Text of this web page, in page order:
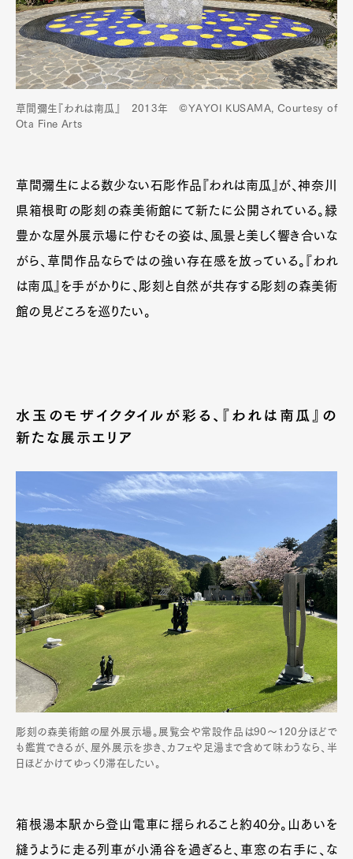
草間彌生『われは南瓜』 2013年 ©YAYOI KUSAMA, Courtesy of
Ota Fine Arts
草間彌生による数少ない石彫作品『われは南瓜』が、神奈川
県箱根町の彫刻の森美術館にて新たに公開されている。緑
豊かな屋外展示場に佇むその姿は、風景と美しく響き合いな
がら、草間作品ならではの強い存在感を放っている。『われ
は南瓜』を手がかりに、彫刻と自然が共存する彫刻の森美術
館の見どころを巡りたい。
水玉のモザイクタイルが彩る、『われは南瓜』の
新たな展示エリア
彫刻の森美術館の屋外展示場。展覧会や常設作品は90〜120分ほどで
も鑑賞できるが、屋外展示を歩き、カフェや足湯まで含めて味わうなら、半
日ほどかけてゆっくり滞在したい。
箱根湯本駅から登山電車に揺られること約40分。山あいを
縫うように走る列車が小涌谷を過ぎると、車窓の右手に、な